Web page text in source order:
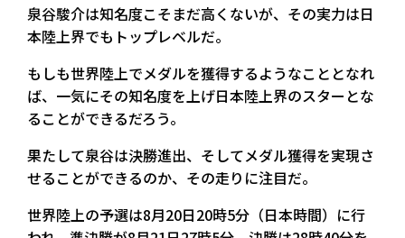
泉谷駿介は知名度こそまだ高くないが、その実力は日
本陸上界でもトップレベルだ。
もしも世界陸上でメダルを獲得するようなこととなれ
ば、一気にその知名度を上げ日本陸上界のスターとな
ることができるだろう。
果たして泉谷は決勝進出、そしてメダル獲得を実現さ
せることができるのか、その走りに注目だ。
世界陸上の予選は8月20日20時5分（日本時間）に行